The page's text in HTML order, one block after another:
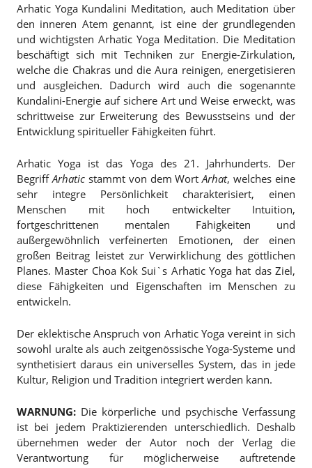
Arhatic Yoga Kundalini Meditation, auch Meditation über
den inneren Atem genannt, ist eine der grundlegenden
und wichtigsten Arhatic Yoga Meditation. Die Meditation
beschäftigt sich mit Techniken zur Energie-Zirkulation,
welche die Chakras und die Aura reinigen, energetisieren
und ausgleichen. Dadurch wird auch die sogenannte
Kundalini-Energie auf sichere Art und Weise erweckt, was
schrittweise zur Erweiterung des Bewusstseins und der
Entwicklung spiritueller Fähigkeiten führt.
Arhatic Yoga ist das Yoga des 21. Jahrhunderts. Der
Begriff Arhatic stammt von dem WortArhat, welches eine
sehr integre Persönlichkeit charakterisiert, einen
Menschen mit hoch entwickelter Intuition,
fortgeschrittenen mentalen Fähigkeiten und
außergewöhnlich verfeinerten Emotionen, der einen
großen Beitrag leistet zur Verwirklichung des göttlichen
Planes. Master Choa Kok Sui`s Arhatic Yoga hat das Ziel,
diese Fähigkeiten und Eigenschaften im Menschen zu
entwickeln.
Der eklektische Anspruch von Arhatic Yoga vereint in sich
sowohl uralte als auch zeitgenössische Yoga-Systeme und
synthetisiert daraus ein universelles System, das in jede
Kultur, Religion und Tradition integriert werden kann.
WARNUNG: Die körperliche und psychische Verfassung
ist bei jedem Praktizierenden unterschiedlich. Deshalb
übernehmen weder der Autor noch der Verlag die
Verantwortung für möglicherweise auftretende